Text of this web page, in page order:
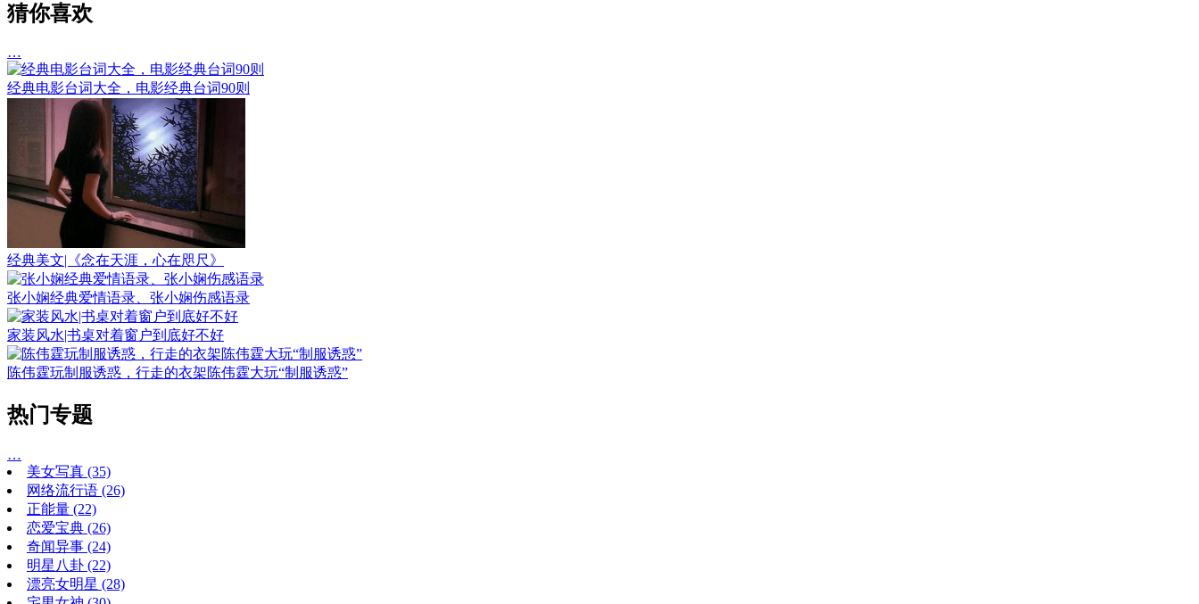
猜你喜欢
…
经典电影台词大全，电影经典台词90则
经典美文|《念在天涯，心在咫尺》
张小娴经典爱情语录、张小娴伤感语录
家装风水|书桌对着窗户到底好不好
陈伟霆玩制服诱惑，行走的衣架陈伟霆大玩“制服诱惑”
热门专题
…
美女写真 (35)
网络流行语 (26)
正能量 (22)
恋爱宝典 (26)
奇闻异事 (24)
明星八卦 (22)
漂亮女明星 (28)